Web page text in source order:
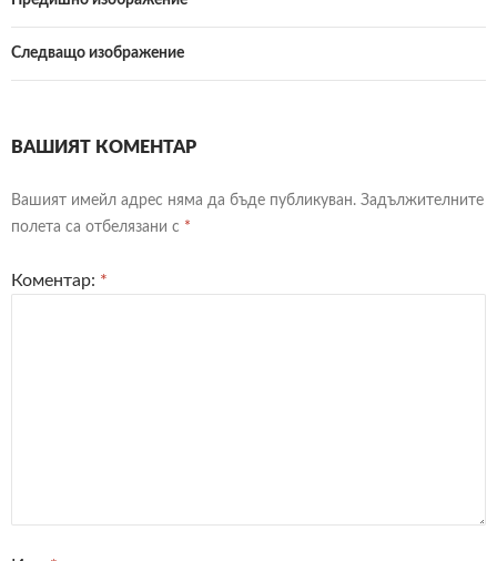
Следващо изображение
ВАШИЯТ КОМЕНТАР
Вашият имейл адрес няма да бъде публикуван. Задължителните
полета са отбелязани с *
Коментар: *